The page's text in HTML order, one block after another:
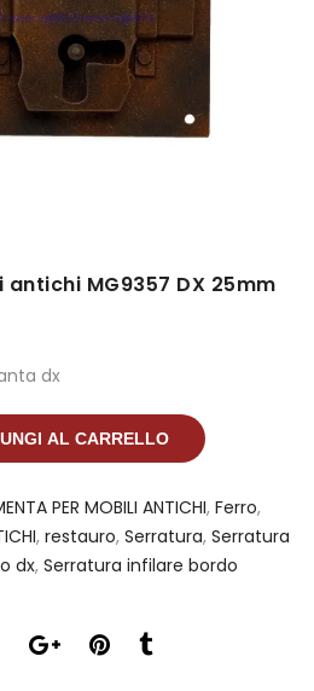
MG9357 DX 25mm
dx
AL CARRELLO
PER MOBILI ANTICHI, Ferro,
, restauro, Serratura, Serratura
dx, Serratura infilare bordo